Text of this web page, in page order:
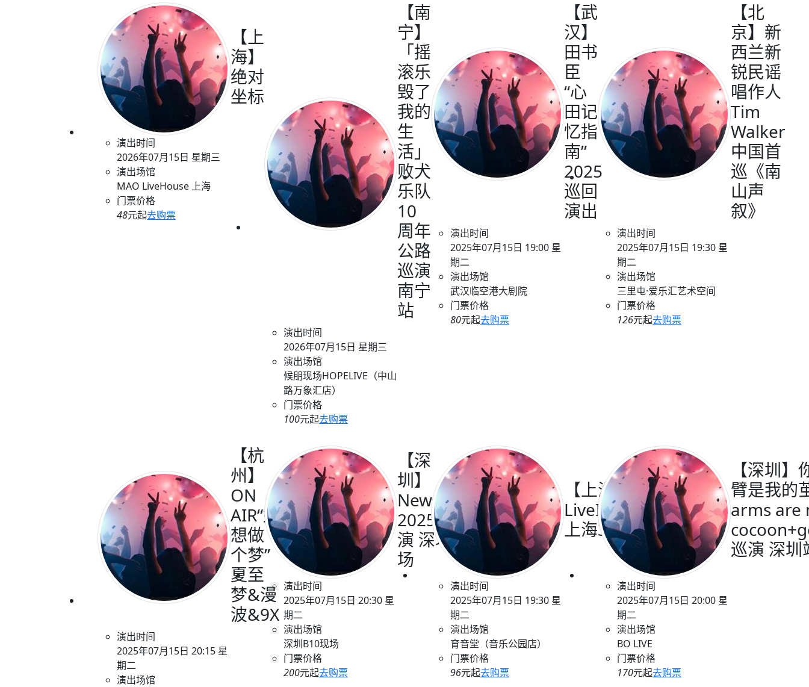
【上
海】
绝对
坐标
演出时间
2026年07月15日 星期三
演出场馆
MAO LiveHouse 上海
门票价格
48元起去购票
【南
宁】
「摇
滚乐
毁了
我的
生
活」
败犬
乐队
10
周年
公路
巡演
南宁
站
演出时间
2026年07月15日 星期三
演出场馆
候朋现场HOPELIVE（中山
路万象汇店）
门票价格
100元起去购票
【武
汉】
田书
臣
“心
田记
忆指
南”
2025
巡回
演出
演出时间
2025年07月15日 19:00 星
期二
演出场馆
武汉临空港大剧院
门票价格
80元起去购票
【北
京】新
西兰新
锐民谣
唱作人
Tim
Walker
中国首
巡《南
山声
叙》
演出时间
2025年07月15日 19:30 星
期二
演出场馆
三里屯·爱乐汇艺术空间
门票价格
126元起去购票
【杭
州】
ON
AIR“好
想做
个梦”
夏至
梦&漫
波&9X
演出时间
2025年07月15日 20:15 星
期二
演出场馆
【深
圳】
NewDad
2025巡
演 深圳
场
演出时间
2025年07月15日 20:30 星
期二
演出场馆
深圳B10现场
门票价格
200元起去购票
【上海】
LiveIdolLife
上海36.0
演出时间
2025年07月15日 19:30 星
期二
演出场馆
育音堂（音乐公园店）
门票价格
96元起去购票
【深圳】
臂是我的
arms are
巡演 深圳
演出时间
2025年07月15日 20:00 星
期二
演出场馆
BO LIVE
门票价格
170元起去购票